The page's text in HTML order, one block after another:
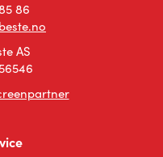
86
AS